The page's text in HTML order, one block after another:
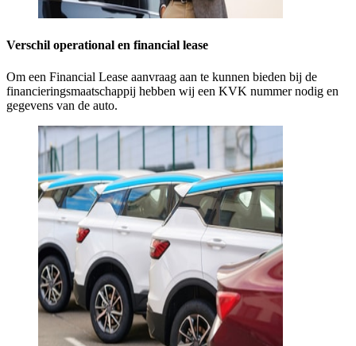
Verschil operational en financial lease
Om een Financial Lease aanvraag aan te kunnen bieden bij de
financieringsmaatschappij hebben wij een KVK nummer nodig en
gegevens van de auto.